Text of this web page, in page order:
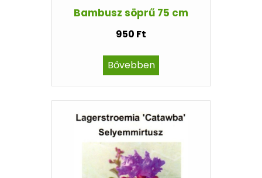
Bambusz söprű 75 cm
950 Ft
Bővebben